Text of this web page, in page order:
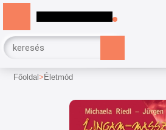
Főoldal Életmód